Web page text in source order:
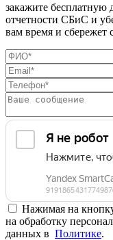
закажите бесплатную
отчетности СБиС и
вам время и сбережет
Нажимая на
на обработку
данных в Политике.